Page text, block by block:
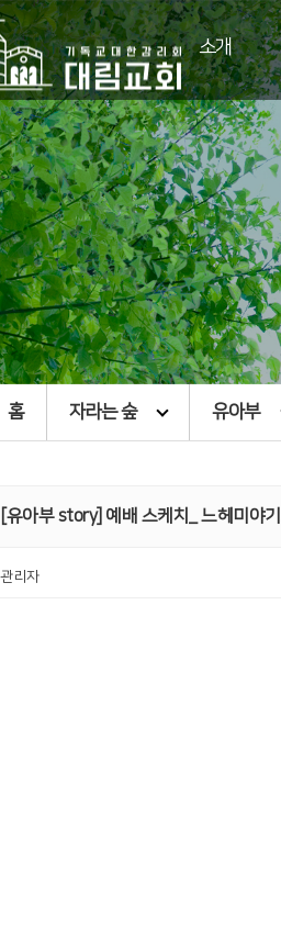
소개
홈 자라는 숲 유아부
[유아부 story] 예배 스케치_ 느헤미야
관리자